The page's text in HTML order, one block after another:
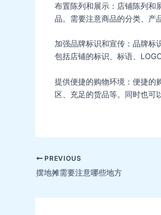
布置陈列和展示：店铺陈列和
品。需要注意商品的分类、产
加强品牌标识和宣传：品牌标
包括店铺的标识、标语、
提供便捷的购物环境：便捷的
区、充足的货品等。同时也可
Post
navigation
PREVIOUS
摆地摊需要注意哪些地方